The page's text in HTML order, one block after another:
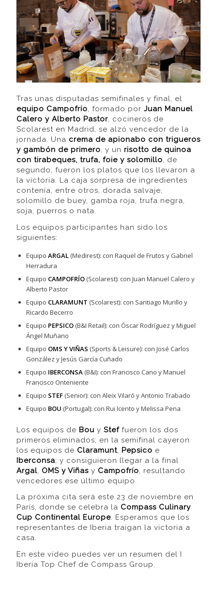
Tras unas disputadas semifinales y final, el
equipo Campofrío, formado por Juan Manuel
Calero y Alberto Pastor, cocineros de
Scolarest en Madrid, se alzó vencedor de la
jornada. Una crema de apionabo con trigueros
y gambón de primero, y un risotto de quinoa
con tirabeques, trufa, foie y solomillo, de
segundo, fueron los platos que los llevaron a
la victoria. La caja sorpresa de ingredientes
contenía, entre otros, dorada salvaje,
solomillo de buey, gamba roja, trufa negra,
soja, puerros o nata.
Los equipos participantes han sido los
siguientes:
Equipo ARGAL (Medirest): con Raquel de Frutos y Gabriel
Herradura
Equipo CAMPOFRÍO(Scolarest): con Juan Manuel Calero y
Alberto Pastor
Equipo CLARAMUNT (Scolarest): con Santiago Murillo y
Ricardo Becerro
Equipo PEPSICO(B&I Retail): con Óscar Rodríguez y Miguel
Ángel Muñano
Equipo OMS Y VIÑAS (Sports & Leisure): con José Carlos
González y Jesús García Cuñado
Equipo IBERCONSA (B&I): con Francisco Cano y Manuel
Francisco Onteniente
Equipo STEF(Senior): con Aleix Vilaró y Antonio Trabado
Equipo BOU (Portugal): con Rui Icento y Melissa Pena
Los equipos de Bou y Steffueron los dos
primeros eliminados; en la semifinal cayeron
los equipos de Claramunt, Pepsico e
Iberconsa; y consiguieron llegar a la final
Argal, OMS y Viñasy Campofrío , resultando
vencedores ese último equipo.
La próxima cita será este 23 de noviembre en
París, donde se celebra la Compass Culinary
Cup Continental Europe. Esperamos que los
representantes de Iberia traigan la victoria a
casa.
En este vídeo puedes ver un resumen del I
Iberia Top Chef de Compass Group.